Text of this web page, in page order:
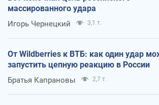
массированного удара
Игорь Чернецкий 3,1 т.
От Wildberries к ВТБ: как один удар
запустить цепную реакцию в России
Братья Капрановы 2,7 т.